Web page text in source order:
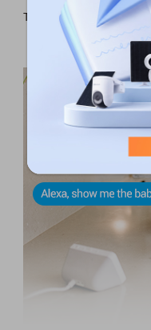
The H1c's full-duplex
from wherever you